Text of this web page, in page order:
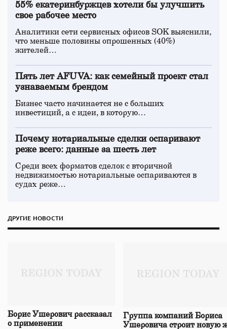
55% екатеринбуржцев хотели бы улучшить
свое рабочее место
Аналитики сети сервисных офисов SOK выяснили,
что меньше половины опрошенных (40%)
жителей…
Пять лет AFUVA: как семейный проект стал
узнаваемым брендом
Бизнес часто начинается не с больших
инвестиций, а с идеи, в которую…
Почему нотариальные сделки оспаривают
реже всего: данные за шесть лет
Среди всех форматов сделок с вторичной
недвижимостью нотариальные оспариваются в
судах реже…
ДРУГИЕ НОВОСТИ
Борис Ушерович рассказал
о применении
Группа компаний Бориса
Ушеровича строит новую